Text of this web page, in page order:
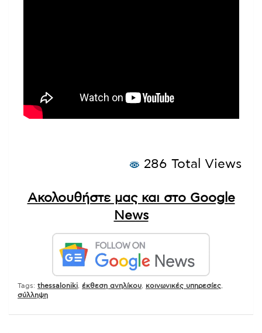
286 Total Views
Ακολουθήστε μας και στο Google
News
Tags: thessaloniki έκθεση ανηλίκου κοινωνικές υπηρεσίες
σύλληψη